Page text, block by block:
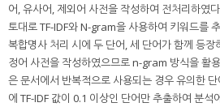
어, 유사어, 제외어 사전을 작성하여 전처리하였
토대로 TF-IDF와 N-gram을 사용하여 키워드를
복합명사 처리 시에 두 단어, 세 단어가 함께 등장
정어 사전을 작성하였으므로 n-gram 방식을 활
은 문서에서 반복적으로 사용되는 경우 유의한
에 TF-IDF 값이 0.1 이상인 단어만 추출하여 분석